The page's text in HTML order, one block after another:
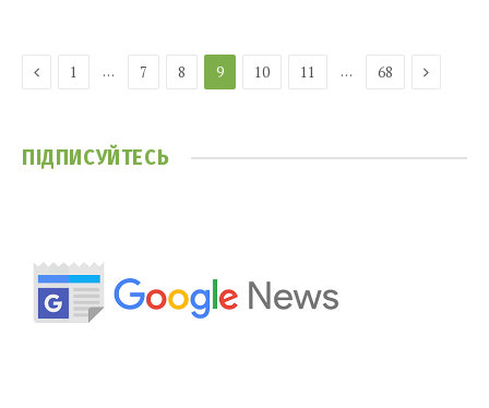
Previous
1 … 7 8 9 10 11 … 68 Next
ПІДПИСУЙТЕСЬ